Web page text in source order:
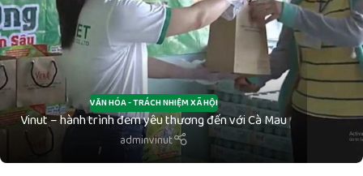
VĂN HÓA - TRÁCH NHIỆM XÃ HỘI
Vinut – hành trình đem yêu thương đến với Cà Mau
adminvinut